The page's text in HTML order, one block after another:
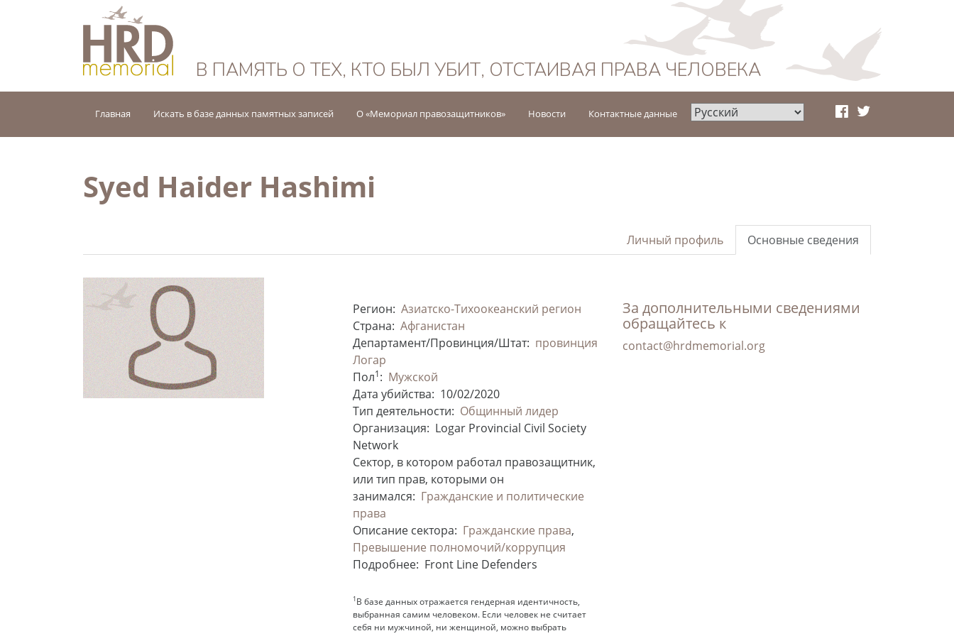
HRD Memorial — Русский
В ПАМЯТЬ О ТЕХ, КТО БЫЛ УБИТ, ОТСТАИВАЯ ПРАВА ЧЕЛОВЕКА
Главная Искать в базе данных памятных записей О «Мемориал правозащитников» Новости Контактные данные
Syed Haider Hashimi
Основные сведения
Личный профиль
Регион: Азиатско-Тихоокеанский регион
Страна: Афганистан
Департамент/Провинция/Штат: провинция
Логар
Пол1: Мужской
Дата убийства: 10/02/2020
Тип деятельности: Общинный лидер
Организация: Logar Provincial Civil Society
Network
Сектор, в котором работал правозащитник,
или тип прав, которыми он
занимался: Гражданские и политические
права
Описание сектора: Гражданские права,
Превышение полномочий/коррупция
Подробнее: Front Line Defenders
1В базе данных отражается гендерная идентичность,
выбранная самим человеком. Если человек не считает
себя ни мужчиной, ни женщиной, можно выбрать
За дополнительными сведениями
обращайтесь к
contact@hrdmemorial.org